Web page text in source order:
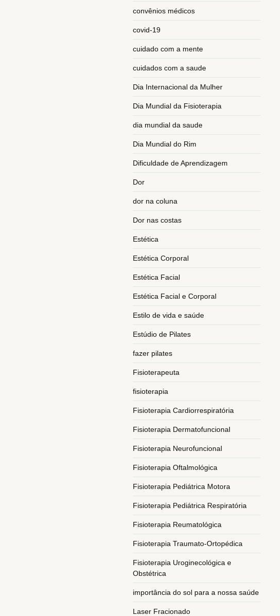
convênios médicos
covid-19
cuidado com a mente
cuidados com a saude
Dia Internacional da Mulher
Dia Mundial da Fisioterapia
dia mundial da saude
Dia Mundial do Rim
Dificuldade de Aprendizagem
Dor
dor na coluna
Dor nas costas
Estética
Estética Corporal
Estética Facial
Estética Facial e Corporal
Estilo de vida e saúde
Estúdio de Pilates
fazer pilates
Fisioterapeuta
fisioterapia
Fisioterapia Cardiorrespiratória
Fisioterapia Dermatofuncional
Fisioterapia Neurofuncional
Fisioterapia Oftalmológica
Fisioterapia Pediátrica Motora
Fisioterapia Pediátrica Respiratória
Fisioterapia Reumatológica
Fisioterapia Traumato-Ortopédica
Fisioterapia Uroginecológica e
Obstétrica
importância do sol para a nossa saúde
Laser Fracionado